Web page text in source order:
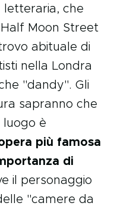
letteraria, che
Moon Street
abituale di
nella Londra
"dandy". Gli
sapranno che
luogo è
più famosa
di
il personaggio
"camere da